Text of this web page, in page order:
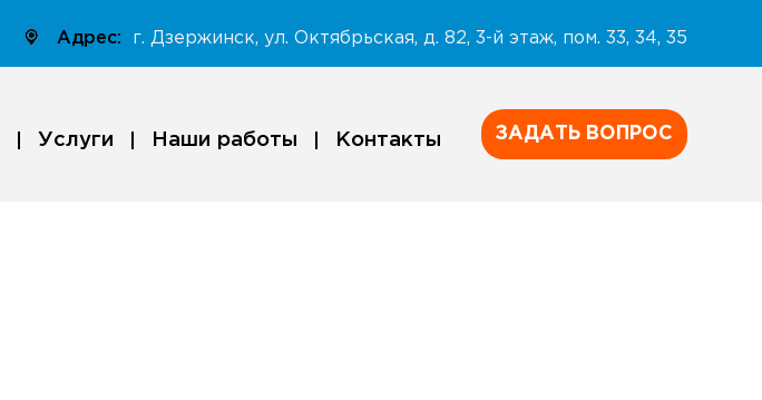
Адрес: г. Дзержинск, ул. Октябрьская, д. 82, 3-й этаж, пом. 33, 34, 35
Услуги Наши работы Контакты ЗАДАТЬ ВОПРОС